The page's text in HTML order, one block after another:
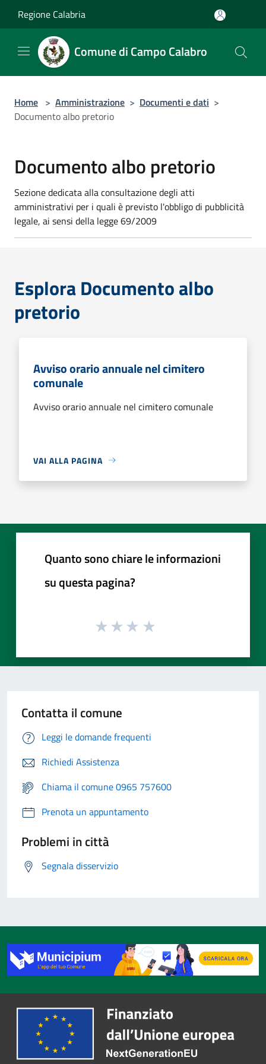
Regione Calabria
Comune di Campo Calabro
Home > Amministrazione > Documenti e dati >
Documento albo pretorio
Documento albo pretorio
Sezione dedicata alla consultazione degli atti
amministrativi per i quali è previsto l'obbligo di pubblicità
legale, ai sensi della legge 69/2009
Esplora Documento albo
pretorio
Avviso orario annuale nel cimitero
comunale
Avviso orario annuale nel cimitero comunale
VAI ALLA PAGINA
Quanto sono chiare le informazioni
su questa pagina?
Contatta il comune
Leggi le domande frequenti
Richiedi Assistenza
Chiama il comune 0965 757600
Prenota un appuntamento
Problemi in città
Segnala disservizio